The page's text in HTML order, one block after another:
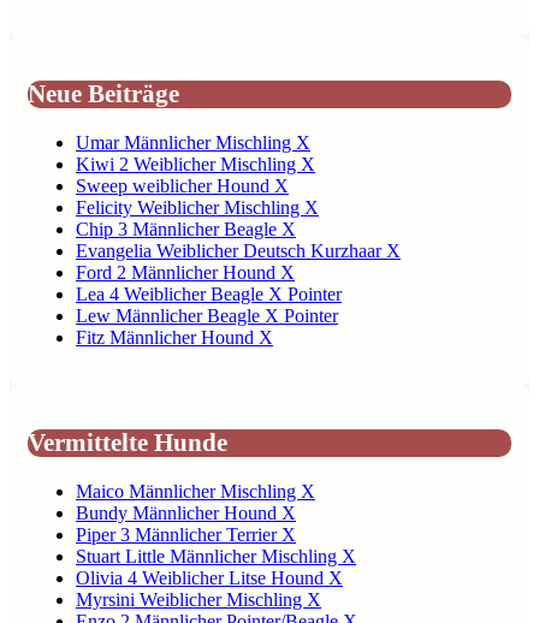
Neue Beiträge
Umar Männlicher Mischling X
Kiwi 2 Weiblicher Mischling X
Sweep weiblicher Hound X
Felicity Weiblicher Mischling X
Chip 3 Männlicher Beagle X
Evangelia Weiblicher Deutsch Kurzhaar X
Ford 2 Männlicher Hound X
Lea 4 Weiblicher Beagle X Pointer
Lew Männlicher Beagle X Pointer
Fitz Männlicher Hound X
Vermittelte Hunde
Maico Männlicher Mischling X
Bundy Männlicher Hound X
Piper 3 Männlicher Terrier X
Stuart Little Männlicher Mischling X
Olivia 4 Weiblicher Litse Hound X
Myrsini Weiblicher Mischling X